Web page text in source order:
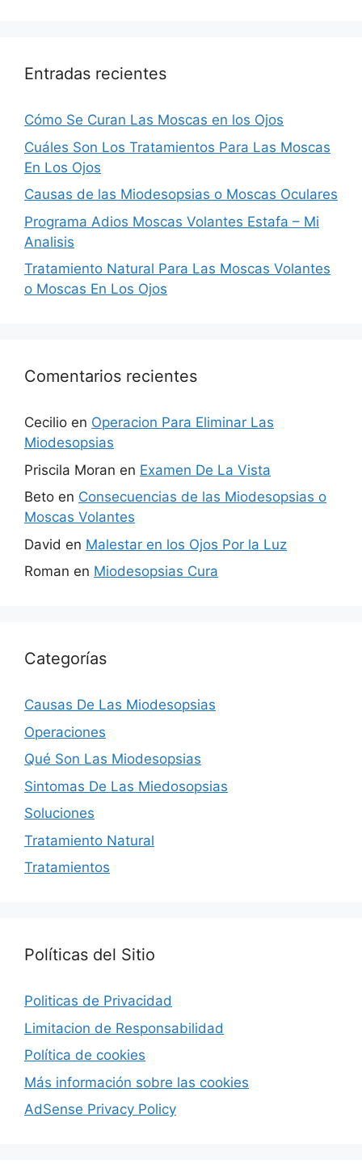
Entradas recientes
Cómo Se Curan Las Moscas en los Ojos
Cuáles Son Los Tratamientos Para Las Moscas
En Los Ojos
Causas de las Miodesopsias o Moscas Oculares
Programa Adios Moscas Volantes Estafa – Mi
Analisis
Tratamiento Natural Para Las Moscas Volantes
o Moscas En Los Ojos
Comentarios recientes
Cecilio en Operacion Para Eliminar Las
Miodesopsias
Priscila Moran en Examen De La Vista
Beto en Consecuencias de las Miodesopsias o
Moscas Volantes
David en Malestar en los Ojos Por la Luz
Roman en Miodesopsias Cura
Categorías
Causas De Las Miodesopsias
Operaciones
Qué Son Las Miodesopsias
Sintomas De Las Miedosopsias
Soluciones
Tratamiento Natural
Tratamientos
Políticas del Sitio
Politicas de Privacidad
Limitacion de Responsabilidad
Política de cookies
Más información sobre las cookies
AdSense Privacy Policy